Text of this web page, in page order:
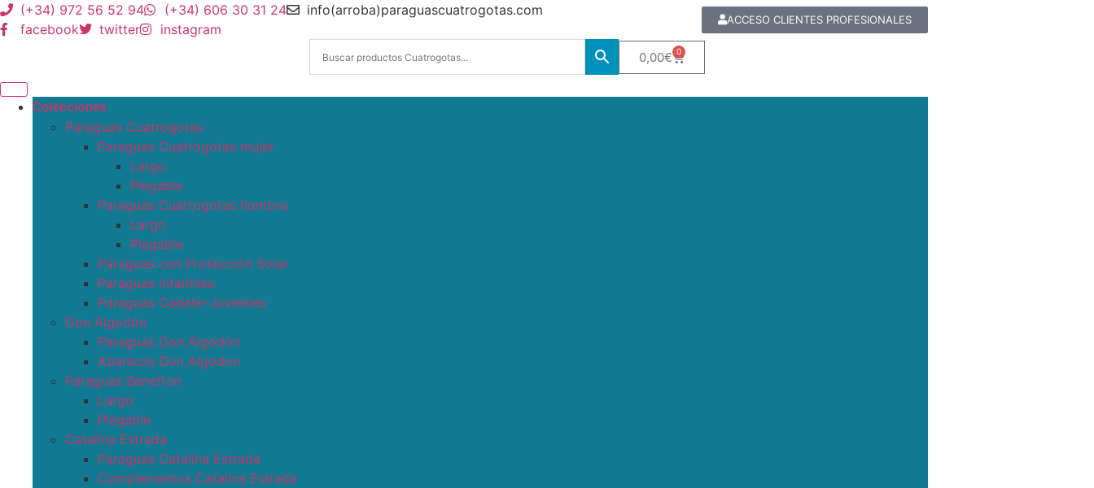
(+34) 972 56 52 94 (+34) 606 30 31 24
info(arroba)paraguascuatrogotas.com
facebook
twitter instagram
ACCESO CLIENTES PROFESIONALES
0,00€ 0
Colecciones
Paraguas Cuatrogotas
Paraguas Cuatrogotas mujer
Largo
Plegable
Paraguas Cuatrogotas hombre
Largo
Plegable
Paraguas con Protección Solar
Paraguas infantiles
Paraguas Cadete-Juveniles
Don Algodón
Paraguas Don Algodón
Abanicos Don Algodon
Paraguas Benetton
Largo
Plegable
Catalina Estrada
Paraguas Catalina Estrada
Complementos Catalina Estrada